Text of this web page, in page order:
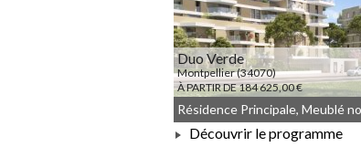
Duo Verde
Montpellier (34070)
À PARTIR DE 184 625,00 €
Découvrir le programme